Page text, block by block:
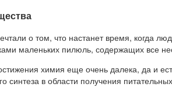
о том, что настанет время, когда
маленьких пилюль, содержащих все
химия еще очень далека, да и
синтеза в области получения